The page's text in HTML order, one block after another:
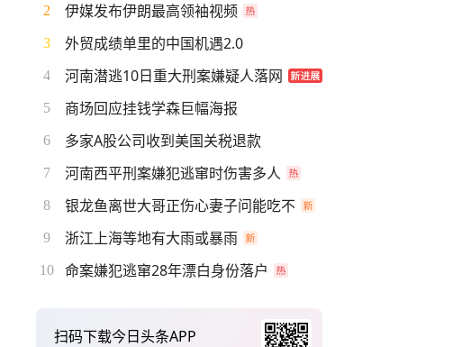
2 伊媒发布伊朗最高领袖视频
3 外贸成绩单里的中国机遇2.0
4 河南潜逃10日重大刑案嫌疑人落网
5 商场回应挂钱学森巨幅海报
6 多家A股公司收到美国关税退款
7 河南西平刑案嫌犯逃窜时伤害多人
8 银龙鱼离世大哥正伤心妻子问能吃不
9 浙江上海等地有大雨或暴雨
10 命案嫌犯逃窜28年漂白身份落户
扫码下载今日头条APP